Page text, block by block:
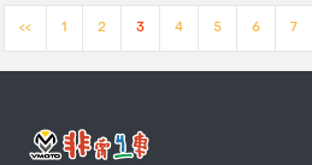
<< 1 2 3 4 5 6 7